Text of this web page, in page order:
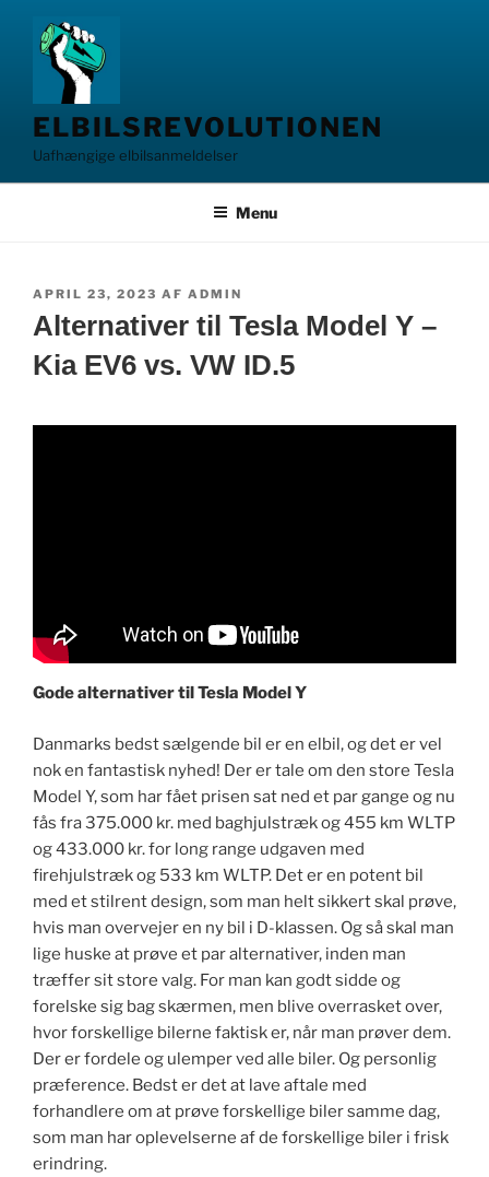
indhold
ELBILSREVOLUTIONEN
Uafhængige elbilsanmeldelser
Menu
UDGIVET
DEN
APRIL 23, 2023 AF ADMIN
Alternativer til Tesla Model Y –
Kia EV6 vs. VW ID.5
Gode alternativer til Tesla Model Y
Danmarks bedst sælgende bil er en elbil, og det er vel
nok en fantastisk nyhed! Der er tale om den store Tesla
Model Y, som har fået prisen sat ned et par gange og nu
fås fra 375.000 kr. med baghjulstræk og 455 km WLTP
og 433.000 kr. for long range udgaven med
firehjulstræk og 533 km WLTP. Det er en potent bil
med et stilrent design, som man helt sikkert skal prøve,
hvis man overvejer en ny bil i D-klassen. Og så skal man
lige huske at prøve et par alternativer, inden man
træffer sit store valg. For man kan godt sidde og
forelske sig bag skærmen, men blive overrasket over,
hvor forskellige bilerne faktisk er, når man prøver dem.
Der er fordele og ulemper ved alle biler. Og personlig
præference. Bedst er det at lave aftale med
forhandlere om at prøve forskellige biler samme dag,
som man har oplevelserne af de forskellige biler i frisk
erindring.